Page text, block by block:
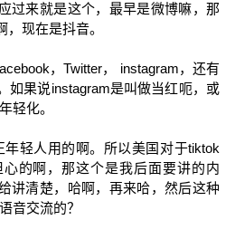
过来就是这个，最早是微博嘛，那
现在是抖音。
，Twitter， instagram，还有
如果说instagram是叫做当红呃，或
轻化。
轻人用的啊。所以美国对于tiktok
的啊，那这个是我后面要讲的内
讲清楚，哈啊，再来哈，然后这种
音交流的？